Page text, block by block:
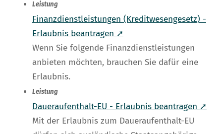
Leistung
Finanzdienstleistungen (Kreditwesengesetz) -
Erlaubnis beantragen ➚
Wenn Sie folgende Finanzdienstleistungen
anbieten möchten, brauchen Sie dafür eine
Erlaubnis.
Leistung
Daueraufenthalt-EU - Erlaubnis beantragen ➚
Mit der Erlaubnis zum Daueraufenthalt-EU